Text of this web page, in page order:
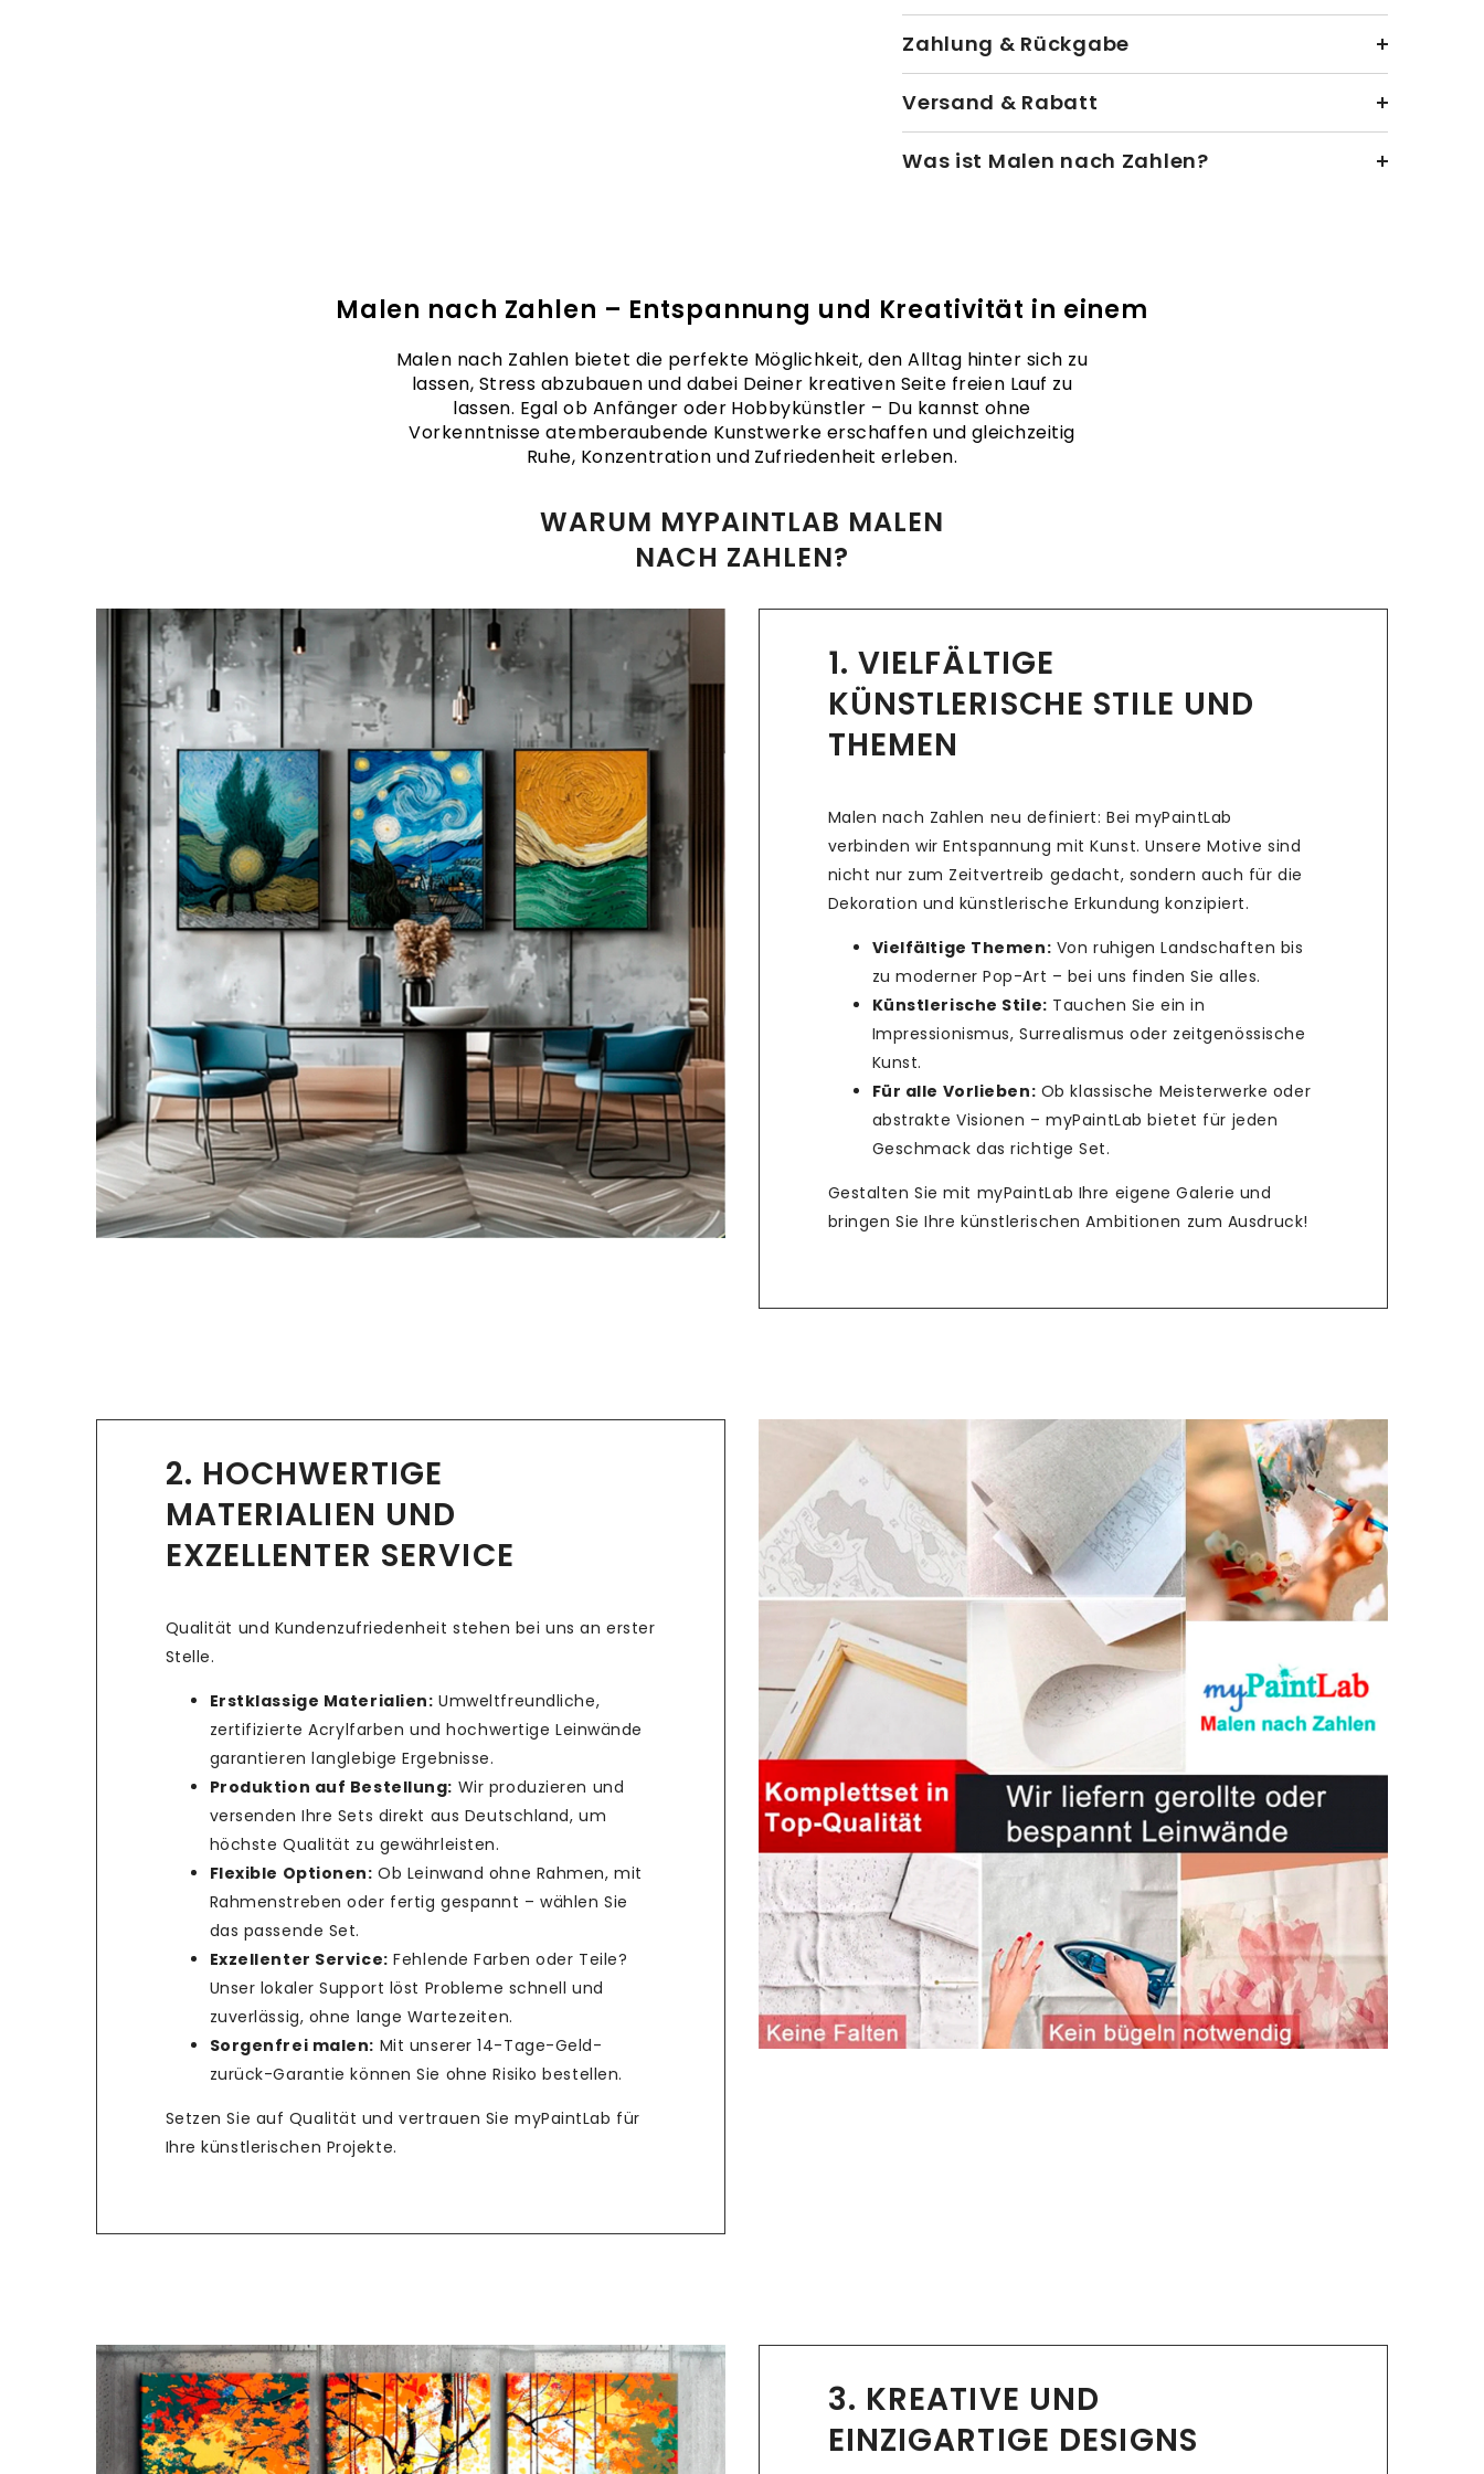
Teilen
Zahlung & Rückgabe
Versand & Rabatt
Was ist Malen nach Zahlen?
Malen nach Zahlen – Entspannung und Kreativität in einem
Malen nach Zahlen bietet die perfekte Möglichkeit, den Alltag hinter sich zu
lassen, Stress abzubauen und dabei Deiner kreativen Seite freien Lauf zu
lassen. Egal ob Anfänger oder Hobbykünstler – Du kannst ohne
Vorkenntnisse atemberaubende Kunstwerke erschaffen und gleichzeitig
Ruhe, Konzentration und Zufriedenheit erleben.
WARUM MYPAINTLAB MALEN
NACH ZAHLEN?
1. VIELFÄLTIGE
KÜNSTLERISCHE STILE UND
THEMEN
Malen nach Zahlen neu definiert: Bei myPaintLab
verbinden wir Entspannung mit Kunst. Unsere Motive sind
nicht nur zum Zeitvertreib gedacht, sondern auch für die
Dekoration und künstlerische Erkundung konzipiert.
Vielfältige Themen: Von ruhigen Landschaften bis
zu moderner Pop-Art – bei uns finden Sie alles.
Künstlerische Stile: Tauchen Sie ein in
Impressionismus, Surrealismus oder zeitgenössische
Kunst.
Für alle Vorlieben: Ob klassische Meisterwerke oder
abstrakte Visionen – myPaintLab bietet für jeden
Geschmack das richtige Set.
Gestalten Sie mit myPaintLab Ihre eigene Galerie und
bringen Sie Ihre künstlerischen Ambitionen zum Ausdruck!
2. HOCHWERTIGE
MATERIALIEN UND
EXZELLENTER SERVICE
Qualität und Kundenzufriedenheit stehen bei uns an erster
Stelle.
Erstklassige Materialien: Umweltfreundliche,
zertifizierte Acrylfarben und hochwertige Leinwände
garantieren langlebige Ergebnisse.
Produktion auf Bestellung: Wir produzieren und
versenden Ihre Sets direkt aus Deutschland, um
höchste Qualität zu gewährleisten.
Flexible Optionen: Ob Leinwand ohne Rahmen, mit
Rahmenstreben oder fertig gespannt – wählen Sie
das passende Set.
Exzellenter Service: Fehlende Farben oder Teile?
Unser lokaler Support löst Probleme schnell und
zuverlässig, ohne lange Wartezeiten.
Sorgenfrei malen: Mit unserer 14-Tage-Geld-
zurück-Garantie können Sie ohne Risiko bestellen.
Setzen Sie auf Qualität und vertrauen Sie myPaintLab für
Ihre künstlerischen Projekte.
3. KREATIVE UND
EINZIGARTIGE DESIGNS